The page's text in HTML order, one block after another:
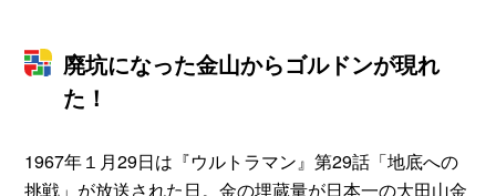
廃坑になった金山からゴルドンが現れ
た！
1967年１月29日は『ウルトラマン』第29話「地底への
挑戦」が放送された日。金の埋蔵量が日本一の大田山金